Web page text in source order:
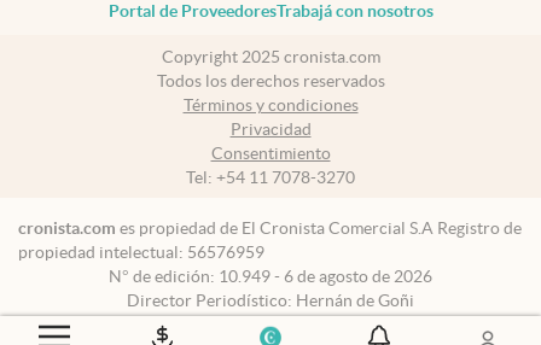
Portal de ProveedoresTrabajá con nosotros
Copyright 2025 cronista.com
Todos los derechos reservados
Términos y condiciones
Privacidad
Consentimiento
Tel: +54 11 7078-3270
cronista.com es propiedad de El Cronista Comercial S.A Registro de
propiedad intelectual: 56576959
N° de edición: 10.949 - 6 de agosto de 2026
Director Periodístico: Hernán de Goñi